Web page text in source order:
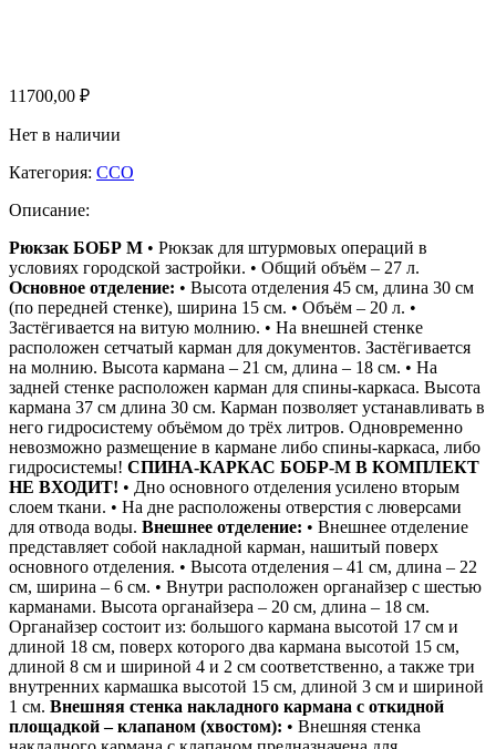
11700,00 ₽
Нет в наличии
Категория: ССО
Описание:
Рюкзак БОБР М • Рюкзак для штурмовых операций в
условиях городской застройки. • Общий объём – 27 л.
Основное отделение: • Высота отделения 45 см, длина 30 см
(по передней стенке), ширина 15 см. • Объём – 20 л. •
Застёгивается на витую молнию. • На внешней стенке
расположен сетчатый карман для документов. Застёгивается
на молнию. Высота кармана – 21 см, длина – 18 см. • На
задней стенке расположен карман для спины-каркаса. Высота
кармана 37 см длина 30 см. Карман позволяет устанавливать в
него гидросистему объёмом до трёх литров. Одновременно
невозможно размещение в кармане либо спины-каркаса, либо
гидросистемы! СПИНА-КАРКАС БОБР-М В КОМПЛЕКТ
НЕ ВХОДИТ! • Дно основного отделения усилено вторым
слоем ткани. • На дне расположены отверстия с люверсами
для отвода воды. Внешнее отделение: • Внешнее отделение
представляет собой накладной карман, нашитый поверх
основного отделения. • Высота отделения – 41 см, длина – 22
см, ширина – 6 см. • Внутри расположен органайзер с шестью
карманами. Высота органайзера – 20 см, длина – 18 см.
Органайзер состоит из: большого кармана высотой 17 см и
длиной 18 см, поверх которого два кармана высотой 15 см,
длиной 8 см и шириной 4 и 2 см соответственно, а также три
внутренних кармашка высотой 15 см, длиной 3 см и шириной
1 см. Внешняя стенка накладного кармана с откидной
площадкой – клапаном (хвостом): • Внешняя стенка